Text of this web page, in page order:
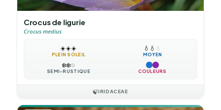
Crocus de ligurie
Crocus medius
☀️☀️☀️
PLEIN SOLEIL
💧 💧 💧
MOYEN
❄️❄️❄️
SEMI-RUSTIQUE COULEURS
🍃IRIDACEAE